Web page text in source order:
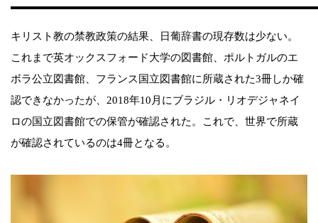
キリスト教の禁教政策の結果、日葡辞書の現存数は少ない。
これまで英オックスフォード大学の図書館、ポルトガルのエ
ボラ公立図書館、フランス国立図書館に所蔵された3冊しか確
認できなかったが、2018年10月にブラジル・リオデジャネイ
ロの国立図書館での保管が確認された。これで、世界で所蔵
が確認されているのは4冊となる。